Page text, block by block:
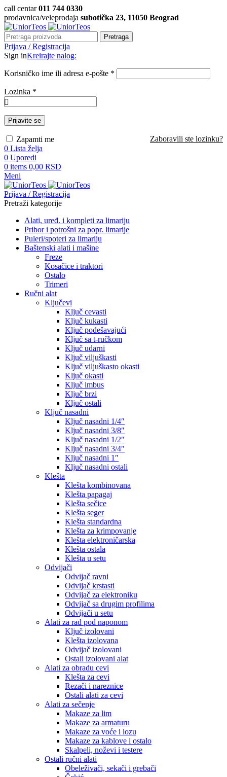
call centar011 744 0330
prodavnica/veleprodaja subotička 23, 11050 Beograd
Pretraga
Prijava / Registracija
Sign inKreirajte nalog:
Korisničko ime ili adresa e-pošte *
Lozinka *
Prijavite se
Zaboravili ste lozinku?
Zapamti me
0 Lista želja
0 Uporedi
0 items 0,00 RSD
Meni
Prijava / Registracija
Pretraži kategorije
Alati, uređ. i kompleti za limariju
Pribor i potrošni za popr. limarije
Puleri/spoteri za limariju
Baštenski alati i mašine
Freze
Kosačice i traktori
Ostalo
Trimeri
Ručni alat
Ključevi
Ključ cevasti
Ključ kukasti
Ključ podešavajući
Ključ sa t-ručkom
Ključ udarni
Ključ viljuškasti
Ključ viljuškasto okasti
Ključ okasti
Ključ imbus
Ključ brzi
Ključ ostali
Ključ nasadni
Ključ nasadni 1/4″
Ključ nasadni 3/8″
Ključ nasadni 1/2″
Ključ nasadni 3/4″
Ključ nasadni 1″
Ključ nasadni ostali
Klešta
Klešta kombinovana
Klešta papagaj
Klešta sečice
Klešta seger
Klešta standardna
Klešta za krimpovanje
Klešta elektroničarska
Klešta ostala
Klešta u setu
Odvijači
Odvijač ravni
Odvijač krstasti
Odvijač za elektroniku
Odvijač sa drugim profilima
Odvijači u setu
Alati za rad pod naponom
Ključ izolovani
Klešta izolovana
Odvijač izolovani
Ostali izolovani alat
Alati za obradu cevi
Klešta za cevi
Rezači i nareznice
Ostali alati za cevi
Alati za sečenje
Makaze za lim
Makaze za armaturu
Makaze za voće i lozu
Makaze za kablove i ostalo
Skalpeli, noževi i testere
Ostali ručni alati
Obeleživači, sekači i grebači